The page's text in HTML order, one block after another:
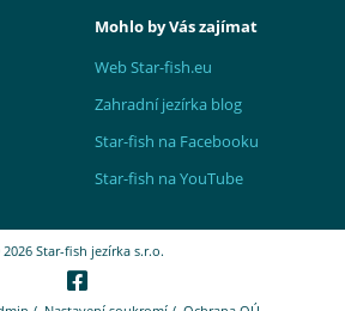
Mohlo by Vás zajímat
Web Star-fish.eu
Zahradní jezírka blog
Star-fish na Facebooku
Star-fish na YouTube
Star-fish jezírka s.r.o.